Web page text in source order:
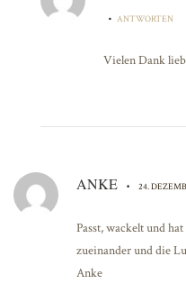
• ANTWORTEN
Vielen Dank
ANKE • 24.
Passt, wackelt und
zueinander und die
Anke